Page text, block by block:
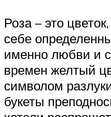
Роза – это
себе
именно любви и
времен желтый
символом
букеты